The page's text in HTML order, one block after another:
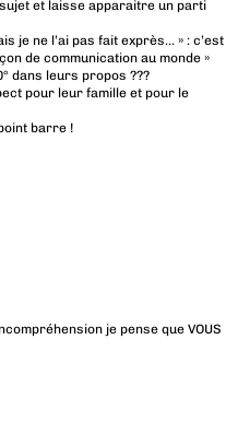
et laisse apparaitre un parti
je ne l’ai pas fait exprès… » : c’est
de communication au monde »
dans leurs propos ???
pour leur famille et pour le
barre !
je pense que VOUS